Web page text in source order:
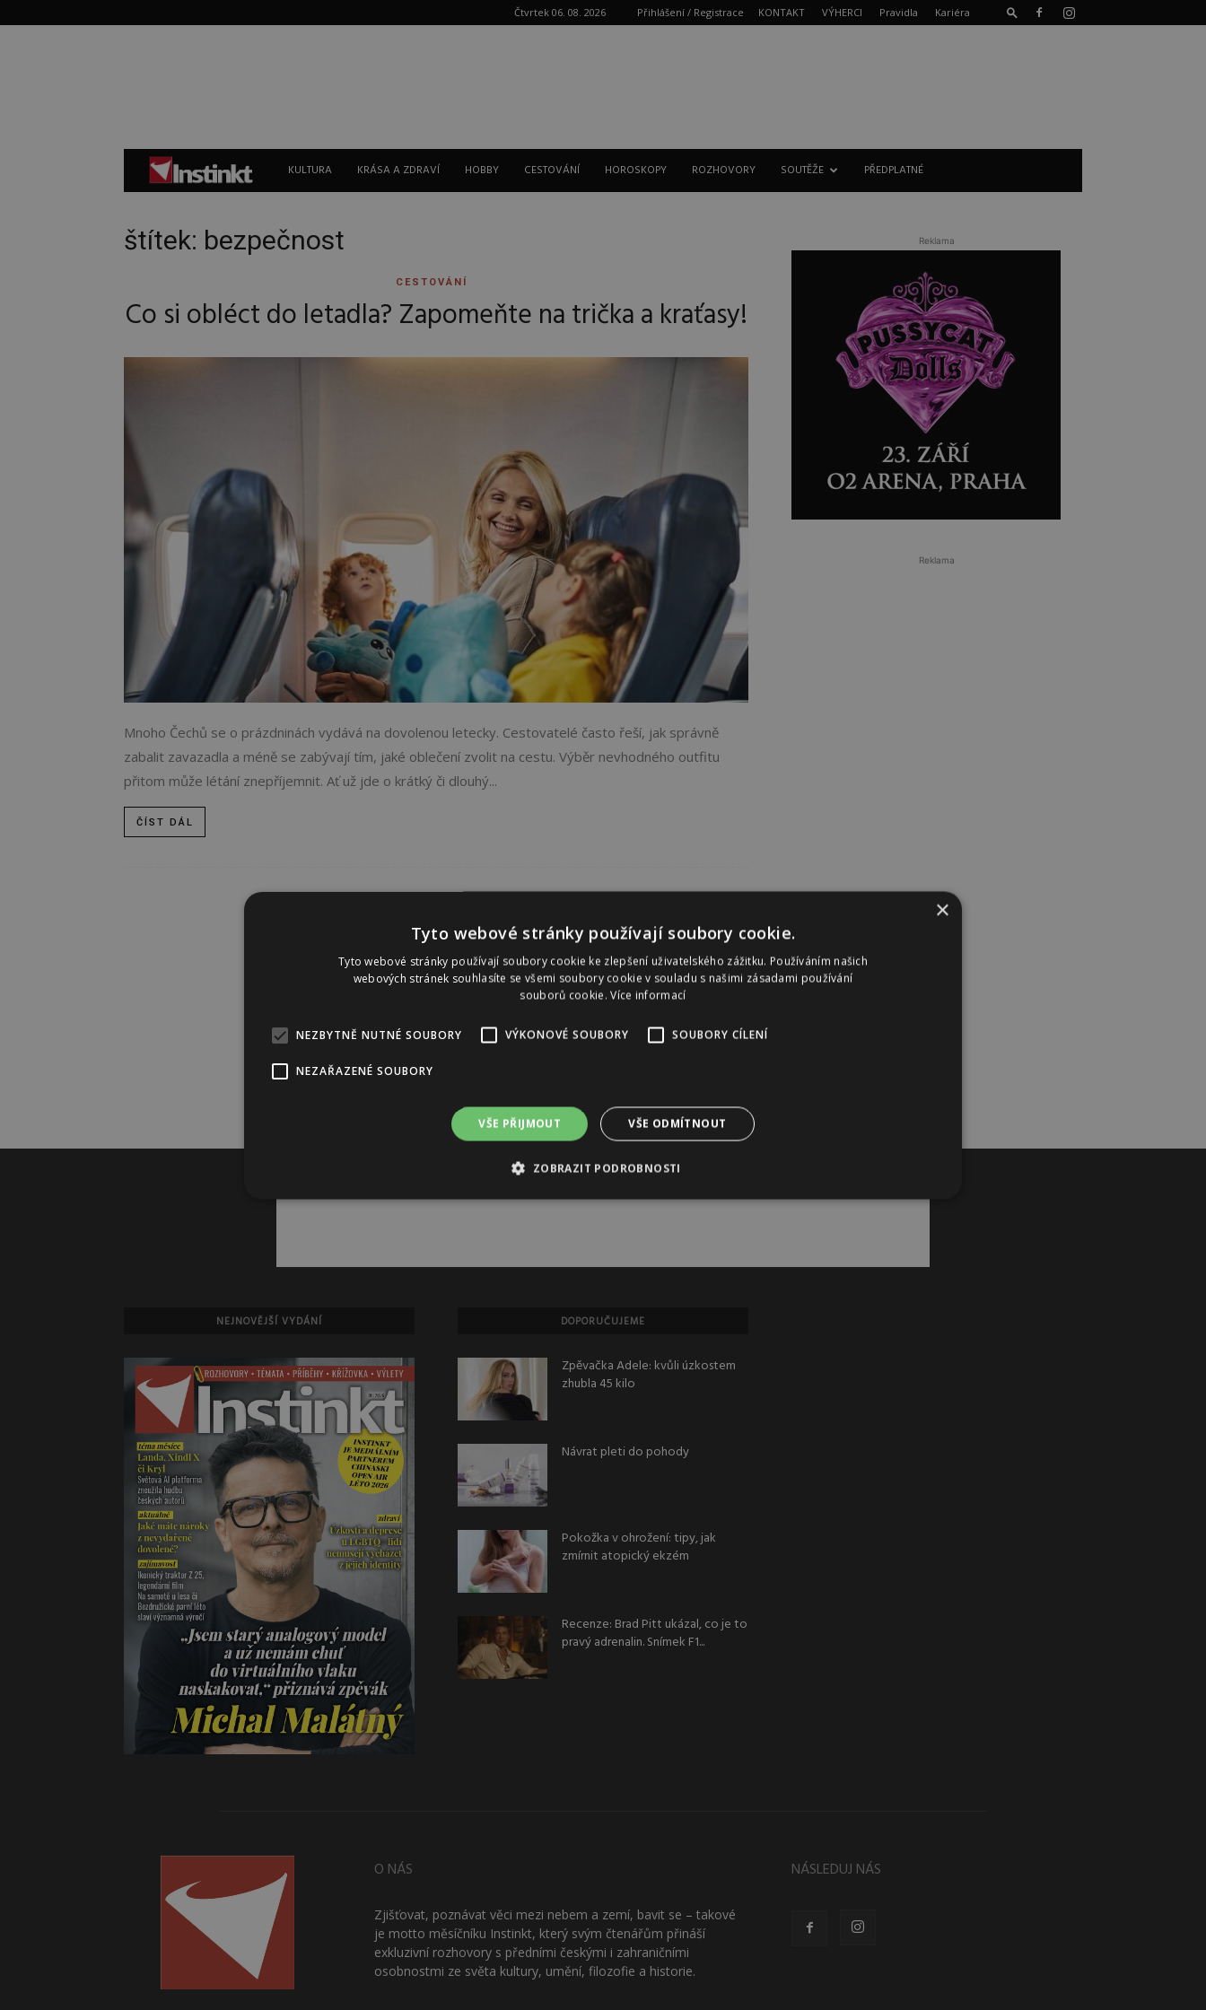
Čtvrtek 06. 08. 2026 Přihlášení / Registrace KONTAKT VÝHERCI Pravidla Kariéra
Instinkt
KULTURA KRÁSA A ZDRAVÍ HOBBY CESTOVÁNÍ HOROSKOPY ROZHOVORY SOUTĚŽE PŘEDPLATNÉ
štítek: bezpečnost
CESTOVÁNÍ
Co si obléct do letadla? Zapomeňte na trička a kraťasy!
Mnoho Čechů se o prázdninách vydává na dovolenou letecky. Cestovatelé často řeší, jak správně
zabalit zavazadla a méně se zabývají tím, jaké oblečení zvolit na cestu. Výběr nevhodného outfitu
přitom může létání znepříjemnit. Ať už jde o krátký či dlouhý...
ČÍST DÁL
Reklama
Reklama
Reklama
NEJNOVĚJŠÍ VYDÁNÍ DOPORUČUJEME
Zpěvačka Adele: kvůli úzkostem
zhubla 45 kilo
Návrat pleti do pohody
Pokožka v ohrožení: tipy, jak
zmírnit atopický ekzém
Recenze: Brad Pitt ukázal, co je to
pravý adrenalin. Snímek F1...
O NÁS
Zjišťovat, poznávat věci mezi nebem a zemí, bavit se – takové
je motto měsíčníku Instinkt, který svým čtenářům přináší
exkluzivní rozhovory s předními českými i zahraničními
osobnostmi ze světa kultury, umění, filozofie a historie.
NÁSLEDUJ NÁS
×
Tyto webové stránky používají soubory cookie.
Tyto webové stránky používají soubory cookie ke zlepšení uživatelského zážitku. Používáním našich
webových stránek souhlasíte se všemi soubory cookie v souladu s našimi zásadami používání
souborů cookie.Více informací
NEZBYTNĚ NUTNÉ SOUBORY VÝKONOVÉ SOUBORY SOUBORY CÍLENÍ
NEZAŘAZENÉ SOUBORY
VŠE PŘIJMOUT VŠE ODMÍTNOUT
ZOBRAZIT PODROBNOSTI